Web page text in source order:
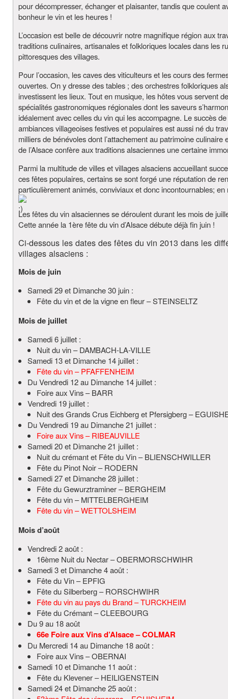
pour décompresser, échanger et plaisanter, tandis que coulent
bonheur le vin et les heures !
L’occasion est belle de découvrir notre magnifique région aux
traditions culinaires, artisanales et folkloriques locales dans les
pittoresques des villages.
Pour l’occasion, les caves des viticulteurs et les cours des
ouvertes. On y dresse des tables ; des orchestres folkloriques
investissent les lieux. Tout en musique, les hôtes vous servent
spécialités gastronomiques régionales dont les saveurs
idéalement avec celles du vin qui les accompagne. Le succès
ambiances villageoises festives et populaires est aussi né du
milliers de bénévoles dont l’attachement au patrimoine culinaire
de l’Alsace confère aux traditions alsaciennes une certaine
Parmi la multitude de villes et villages alsaciens accueillant
ces fêtes populaires, certains se sont forgé une réputation de
particulièrement animés, conviviaux et donc incontournables;
Les fêtes du vin alsaciennes se déroulent durant les mois de
Cette année la 1ère fête du vin d’Alsace débute déjà fin juin !
Ci-dessous les dates des fêtes du vin 2013 dans les
villages alsaciens :
Mois de juin
Samedi 29 et Dimanche 30 juin :
Fête du vin et de la vigne en fleur – STEINSELTZ
Mois de juillet
Samedi 6 juillet :
Nuit du vin – DAMBACH-LA-VILLE
Samedi 13 et Dimanche 14 juillet :
Fête du vin – PFAFFENHEIM
Du Vendredi 12 au Dimanche 14 juillet :
Foire aux Vins – BARR
Vendredi 19 juillet :
Nuit des Grands Crus Eichberg et Pfersigberg –
Du Vendredi 19 au Dimanche 21 juillet :
Foire aux Vins – RIBEAUVILLE
Samedi 20 et Dimanche 21 juillet :
Nuit du crémant et Fête du Vin – BLIENSCHWILLER
Fête du Pinot Noir – RODERN
Samedi 27 et Dimanche 28 juillet :
Fête du Gewurztraminer – BERGHEIM
Fête du vin – MITTELBERGHEIM
Fête du vin – WETTOLSHEIM
Mois d’août
Vendredi 2 août :
16ème Nuit du Nectar – OBERMORSCHWIHR
Samedi 3 et Dimanche 4 août :
Fête du Vin – EPFIG
Fête du Silberberg – RORSCHWIHR
Fête du vin au pays du Brand – TURCKHEIM
Fête du Crémant – CLEEBOURG
Du 9 au 18 août
66e Foire aux Vins d’Alsace – COLMAR
Du Mercredi 14 au Dimanche 18 août :
Foire aux Vins – OBERNAI
Samedi 10 et Dimanche 11 août :
Fête du Klevener – HEILIGENSTEIN
Samedi 24 et Dimanche 25 août :